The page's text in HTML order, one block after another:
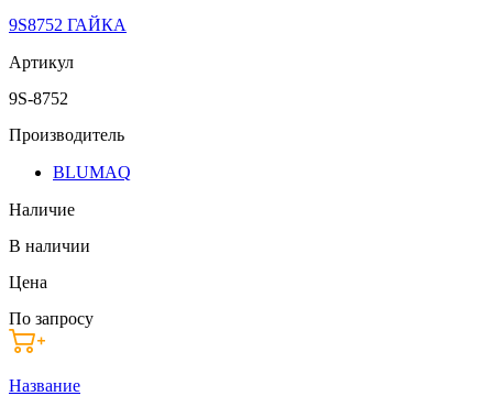
9S8752 ГАЙКА
Артикул
9S-8752
Производитель
BLUMAQ
Наличие
В наличии
Цена
По запросу
Название